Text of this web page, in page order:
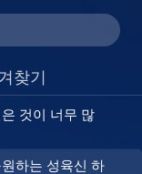
찾기
다면
의
것이 너무 많
하는 성육신 하